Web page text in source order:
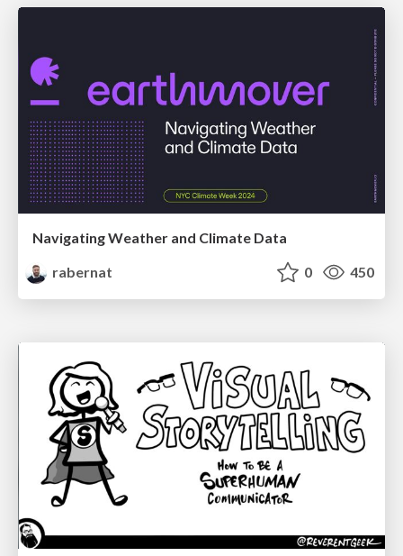
Navigating Weather and Climate Data
rabernat
0 450